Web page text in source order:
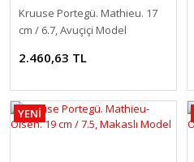
Kruuse Portegü. Mathieu. 17
cm / 6.7, Avuçiçi Model
2.460,63 TL
YENİ